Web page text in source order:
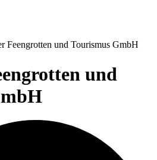
Feengrotten und Tourismus GmbH
und